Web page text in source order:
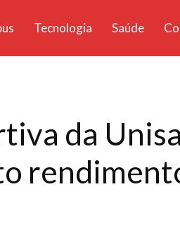
Tecnologia Saúde
da